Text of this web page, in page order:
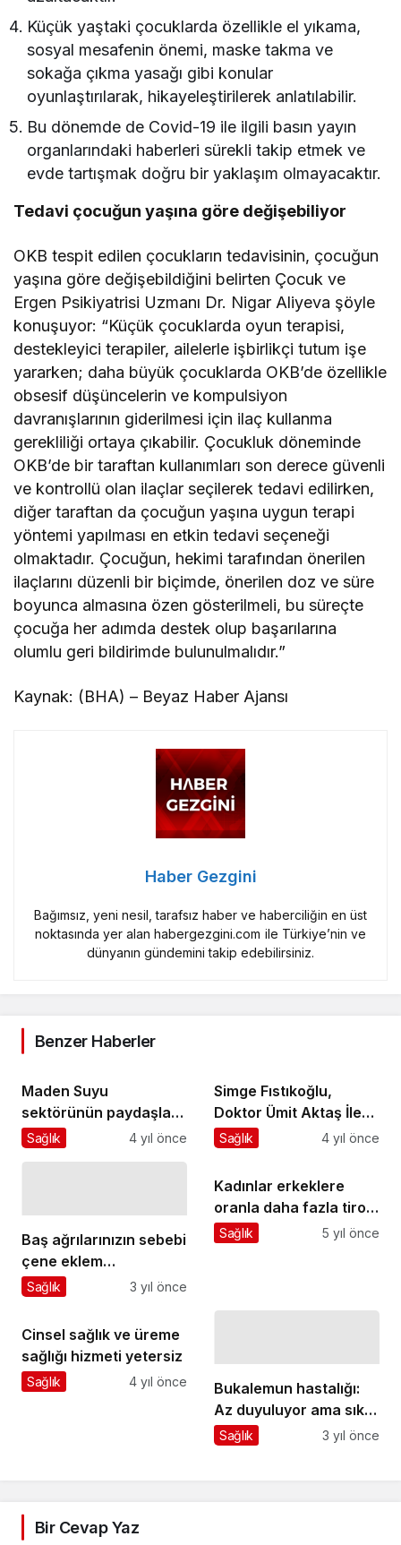
Küçük yaştaki çocuklarda özellikle el yıkama,
sosyal mesafenin önemi, maske takma ve
sokağa çıkma yasağı gibi konular
oyunlaştırılarak, hikayeleştirilerek anlatılabilir.
Bu dönemde de Covid-19 ile ilgili basın yayın
organlarındaki haberleri sürekli takip etmek ve
evde tartışmak doğru bir yaklaşım olmayacaktır.
Tedavi çocuğun yaşına göre değişebiliyor
OKB tespit edilen çocukların tedavisinin, çocuğun
yaşına göre değişebildiğini belirten Çocuk ve
Ergen Psikiyatrisi Uzmanı Dr. Nigar Aliyeva şöyle
konuşuyor: “Küçük çocuklarda oyun terapisi,
destekleyici terapiler, ailelerle işbirlikçi tutum işe
yararken; daha büyük çocuklarda OKB’de özellikle
obsesif düşüncelerin ve kompulsiyon
davranışlarının giderilmesi için ilaç kullanma
gerekliliği ortaya çıkabilir. Çocukluk döneminde
OKB’de bir taraftan kullanımları son derece güvenli
ve kontrollü olan ilaçlar seçilerek tedavi edilirken,
diğer taraftan da çocuğun yaşına uygun terapi
yöntemi yapılması en etkin tedavi seçeneği
olmaktadır. Çocuğun, hekimi tarafından önerilen
ilaçlarını düzenli bir biçimde, önerilen doz ve süre
boyunca almasına özen gösterilmeli, bu süreçte
çocuğa her adımda destek olup başarılarına
olumlu geri bildirimde bulunulmalıdır.”
Kaynak: (BHA) – Beyaz Haber Ajansı
Haber Gezgini
Bağımsız, yeni nesil, tarafsız haber ve haberciliğin en üst
noktasında yer alan habergezgini.com ile Türkiye’nin ve
dünyanın gündemini takip edebilirsiniz.
Benzer Haberler
Maden Suyu
sektörünün paydaşları
maden suyunun sağlık
Sağlık 4 yıl önce
Simge Fıstıkoğlu,
Doktor Ümit Aktaş İle
Hastalıklardan Doğal
Konuşuyotr
Sağlık 4 yıl önce
Baş ağrılarınızın sebebi
çene eklem
rahatsızlıkları olabilir
Sağlık 3 yıl önce
Kadınlar erkeklere
oranla daha fazla tiroid
kanseri oluyor
Sağlık 5 yıl önce
Cinsel sağlık ve üreme
sağlığı hizmeti yetersiz
Sağlık 4 yıl önce
Bukalemun hastalığı:
Az duyuluyor ama sık
görülüyor
Sağlık 3 yıl önce
Bir Cevap Yaz